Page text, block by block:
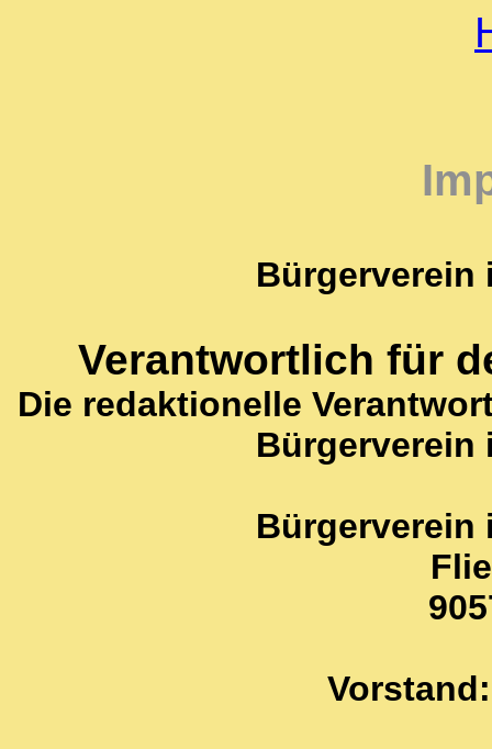
Bürgerverein
Verantwortlich für
Die redaktionelle
Bürgerverein
Bürgerverein